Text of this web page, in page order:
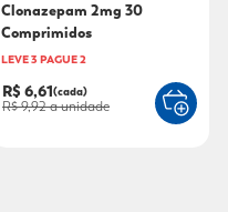
Clonazepam 2mg 30
Comprimidos
LEVE 3 PAGUE 2
R$ 6,61(cada)
R$ 9,92a unidade